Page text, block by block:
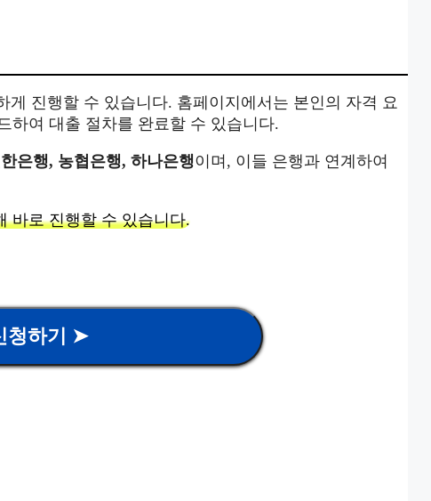
게 진행할 수 있습니다. 홈페이지에서는 본인의 자격 요
하여 대출 절차를 완료할 수 있습니다.
은행, 농협은행, 하나은행이며, 이들 은행과 연계하여
바로 진행할 수 있습니다.
청하기 ➤